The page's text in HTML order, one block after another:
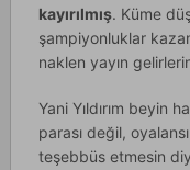
kayırılmış. Küme
şampiyonluklar
naklen yayın
Yani Yıldırım beyin
parası değil,
teşebbüs etmesin